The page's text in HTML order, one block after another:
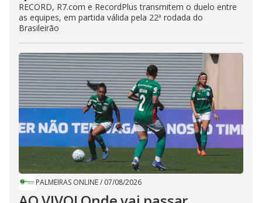
RECORD, R7.com e RecordPlus transmitem o duelo entre
as equipes, em partida válida pela 22ª rodada do
Brasileirão
PALMEIRAS ONLINE/ 07/08/2026